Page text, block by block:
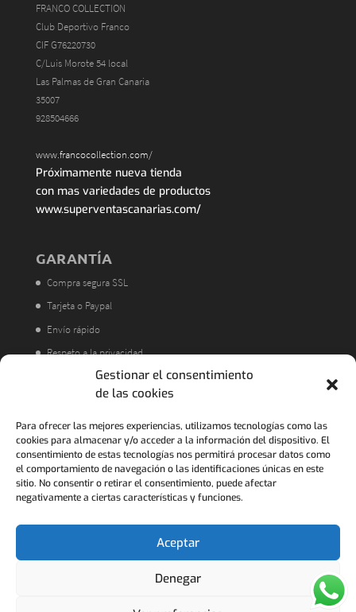
Gestionar el consentimiento
de las cookies
Para ofrecer las mejores experiencias, utilizamos tecnologías como las
cookies para almacenar y/o acceder a la información del dispositivo. El
consentimiento de estas tecnologías nos permitirá procesar datos como
el comportamiento de navegación o las identificaciones únicas en este
sitio. No consentir o retirar el consentimiento, puede afectar
negativamente a ciertas características y funciones.
Aceptar
Denegar
FRANCO COLLECTION
Club Deportivo Franco
CIF G76220730
C/Luis Morote 54 local
Las Palmas de Gran Canaria
35007
928504666
www.francocollection.com/
Próximamente nueva tienda
con mas variedades de productos
www.superventascanarias.com/
GARANTÍA
Compra segura SSL
Tarjeta o Paypal
Envío rápido
Respeto a la privacidad
Atención al cliente
Acorde a la LOPD
Política de Devoluciones